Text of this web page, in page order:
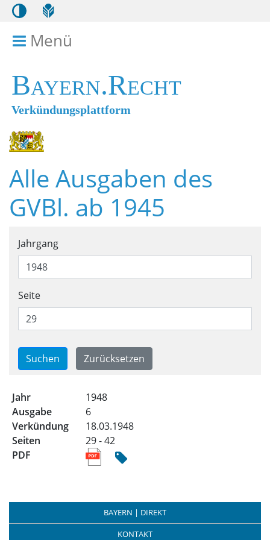
Menü
Bayern.Recht
Verkündungsplattform
Alle Ausgaben des
GVBl. ab 1945
Suchformular für alle
Jahrgang
Seite
Trefferliste für alle
1948
6
18.03.1948
29 - 42
BAYERN | DIREKT
KONTAKT